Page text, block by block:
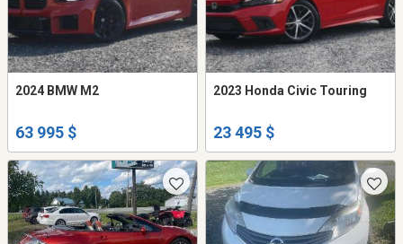
2024 BMW M2
63 995 $
2023 Honda Civic Touring
23 495 $